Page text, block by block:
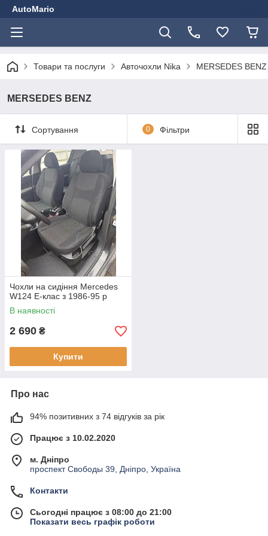
AutoMario
Товари та послуги Авточохли Nika MERSEDES BENZ
MERSEDES BENZ
Сортування 0 Фільтри
Чохли на сидіння Mercedes
W124 Е-клас з 1986-95 р
В наявності
2 690 ₴
Купити
Про нас
94% позитивних з 74 відгуків за рік
Працює з 10.02.2020
м. Дніпро
проспект Свободы 39, Дніпро, Україна
Контакти
Сьогодні працює з 08:00 до 21:00
Показати весь графік роботи